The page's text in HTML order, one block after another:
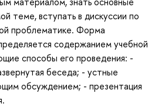
теме, вступать в дискуссии по
проблематике. Форма
содержанием учебной
способы его проведения: -
беседа; - устные
обсуждением; - презентация